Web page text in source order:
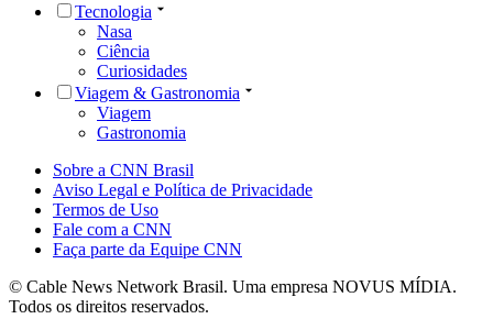
Tecnologia
Nasa
Ciência
Curiosidades
Viagem & Gastronomia
Viagem
Gastronomia
Sobre a CNN Brasil
Aviso Legal e Política de Privacidade
Termos de Uso
Fale com a CNN
Faça parte da Equipe CNN
© Cable News Network Brasil. Uma empresa NOVUS MÍDIA.
Todos os direitos reservados.